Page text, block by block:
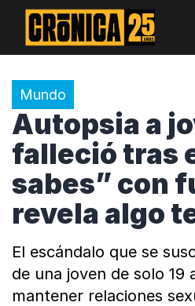
Mundo
Autopsia a
falleció tras
sabes” con
revela algo
El escándalo que se
de una joven de solo 19
mantener relaciones